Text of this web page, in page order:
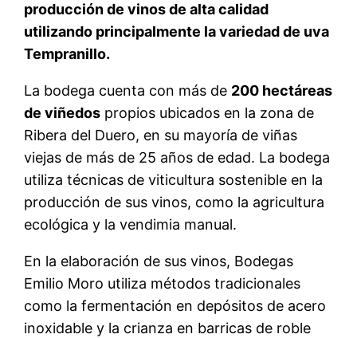
producción de vinos de alta calidad
utilizando principalmente la variedad de uva
Tempranillo.
La bodega cuenta con más de 200 hectáreas
de viñedos propios ubicados en la zona de
Ribera del Duero, en su mayoría de viñas
viejas de más de 25 años de edad. La bodega
utiliza técnicas de viticultura sostenible en la
producción de sus vinos, como la agricultura
ecológica y la vendimia manual.
En la elaboración de sus vinos, Bodegas
Emilio Moro utiliza métodos tradicionales
como la fermentación en depósitos de acero
inoxidable y la crianza en barricas de roble